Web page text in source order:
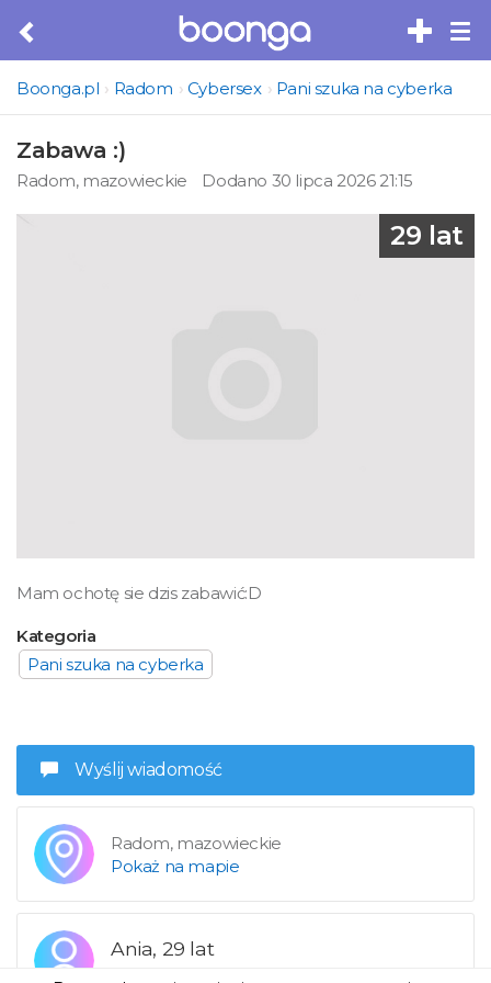
Boonga.pl
Radom Cybersex Pani szuka na cyberka
Zabawa :)
Radom, mazowieckie Dodano 30 lipca 2026 21:15
29 lat
Mam ochotę sie dzis zabawić:D
Kategoria
Pani szuka na cyberka
Wyślij wiadomość
Radom, mazowieckie
Pokaż na mapie
Ania, 29 lat